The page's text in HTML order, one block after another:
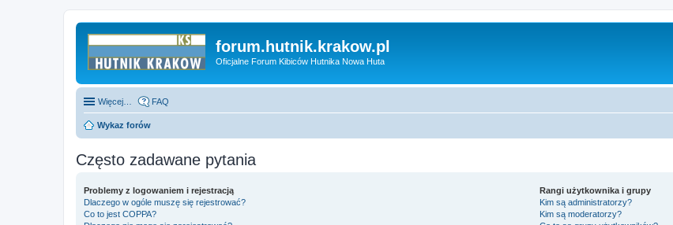
forum.hutnik.krakow.pl
Oficjalne Forum Kibiców Hutnika Nowa Huta
Więcej… FAQ
Wykaz forów
Często zadawane pytania
Problemy z logowaniem i rejestracją
Dlaczego w ogóle muszę się rejestrować?
Co to jest COPPA?
Rangi użytkownika i grupy
Kim są administratorzy?
Kim są moderatorzy?